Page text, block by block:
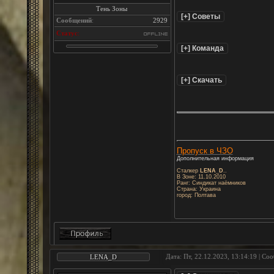
Тень Зоны
Сообщений:
2929
Статус:
Пропуск в ЧЗО
Дополнительная информация
Сталкер
LENA_D
В Зоне: 11.10.2010
Ранг: Синдикат наёмников
Страна: Украина
город: Полтава
LENA_D Дата: Пт, 22.12.2023, 13:14:19 |